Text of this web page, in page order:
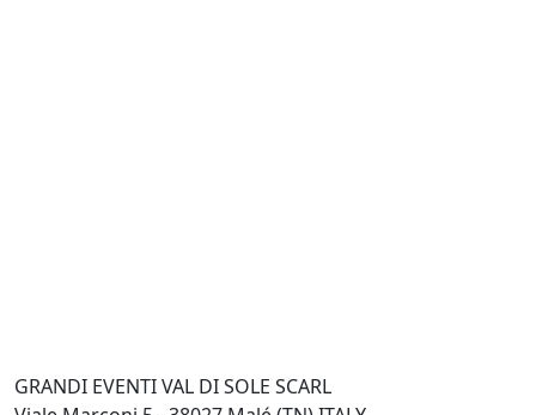
GRANDI EVENTI VAL DI SOLE SCARL